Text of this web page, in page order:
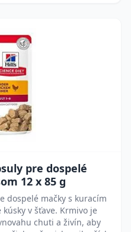
pre dospelé
12 x 85 g
dospelé mačky s kuracím
v šťave. Krmivo je
chuti a živín, aby